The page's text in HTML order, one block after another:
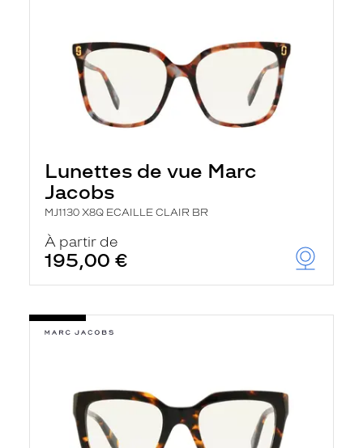
Lunettes de vue Marc
Jacobs
MJ1130 X8Q ECAILLE CLAIR BR
À partir de
195,00 €